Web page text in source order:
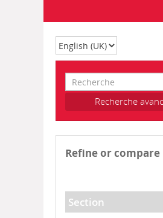
Select language
Recherche
refine or compare
Section